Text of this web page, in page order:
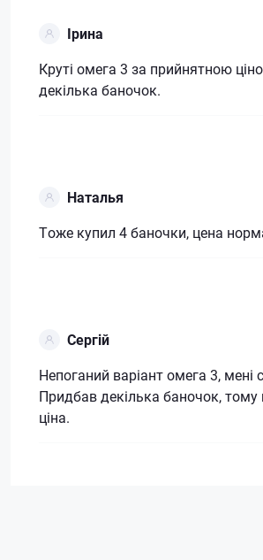
Ірина
Круті омега 3 за прийнятною
декілька баночок.
Наталья
Тоже купил 4 баночки, цена
Сергій
Непоганий варіант омега 3, мені
Придбав декілька баночок, тому
ціна.